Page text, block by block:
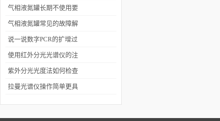
实验操作的自动化运行
气相液氮罐长期不使用要
做好保养工作
气相液氮罐常见的故障解
决方法有哪些
说一说数字PCR的扩增过
程
使用红外分光光谱仪的注
意事项有哪些
紫外分光光度法如何检查
物质纯度
拉曼光谱仪操作简单更具